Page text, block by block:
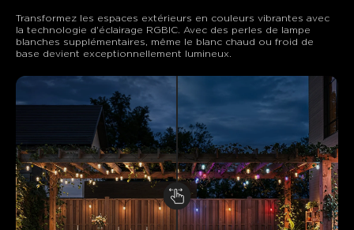
Transformez les espaces extérieurs en couleurs vibrantes avec
la technologie d'éclairage RGBIC. Avec des perles de lampe
blanches supplémentaires, même le blanc chaud ou froid de
base devient exceptionnellement lumineux.